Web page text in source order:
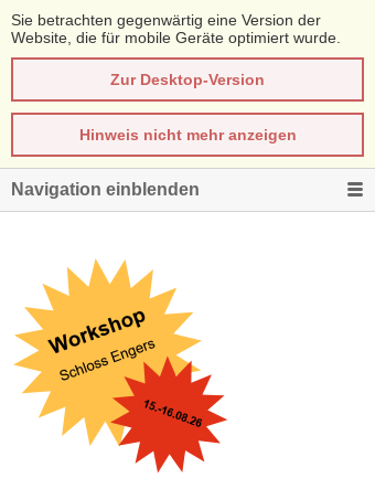
Sie betrachten gegenwärtig eine Version der
Website, die für mobile Geräte optimiert wurde.
Zur Desktop-Version
Hinweis nicht mehr anzeigen
Navigation einblenden